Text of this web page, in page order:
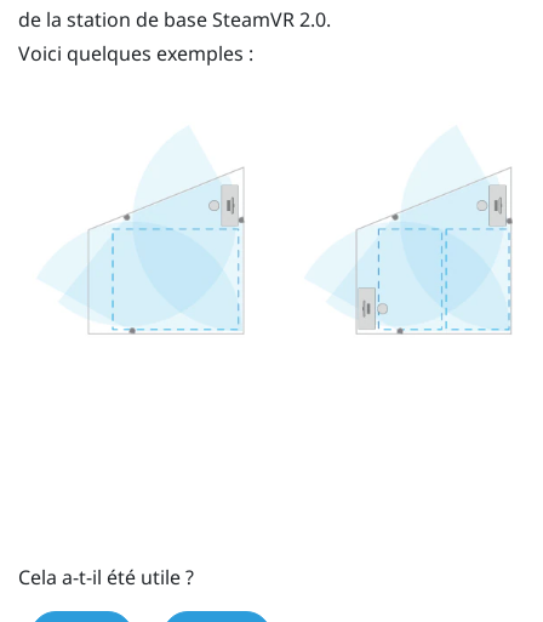
de la station de baseSteamVR2.0.
Voici quelques exemples :
Cela a-t-il été utile ?